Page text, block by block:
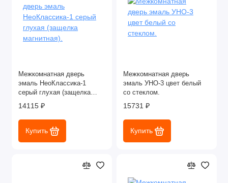
Межкомнатная дверь
эмаль НеоКлассика-1
серый глухая (защелка
магнитная).
14115 ₽
Купить
Межкомнатная дверь
эмаль УНО-3 цвет белый
со стеклом.
15731 ₽
Купить